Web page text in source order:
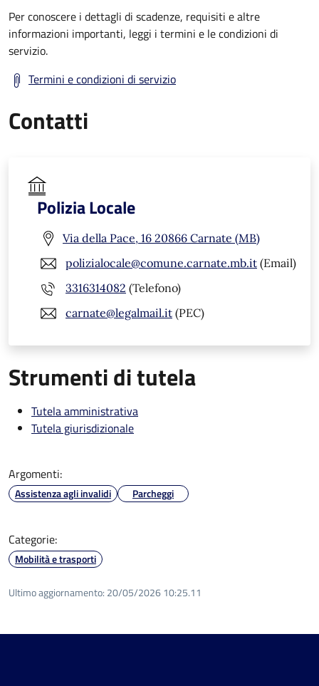
Per conoscere i dettagli di scadenze, requisiti e altre
informazioni importanti, leggi i termini e le condizioni di
servizio.
Termini e condizioni di servizio
Contatti
Polizia Locale
Via della Pace, 16 20866 Carnate (MB)
polizialocale@comune.carnate.mb.it (Email)
3316314082 (Telefono)
carnate@legalmail.it (PEC)
Strumenti di tutela
Tutela amministrativa
Tutela giurisdizionale
Argomenti:
Assistenza agli invalidi Parcheggi
Categorie:
Mobilità e trasporti
Ultimo aggiornamento: 20/05/2026 10:25.11